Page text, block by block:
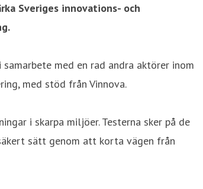
Sveriges innovations- och
med en rad andra aktörer inom
med stöd från Vinnova.
i skarpa miljöer. Testerna sker på de
sätt genom att korta vägen från